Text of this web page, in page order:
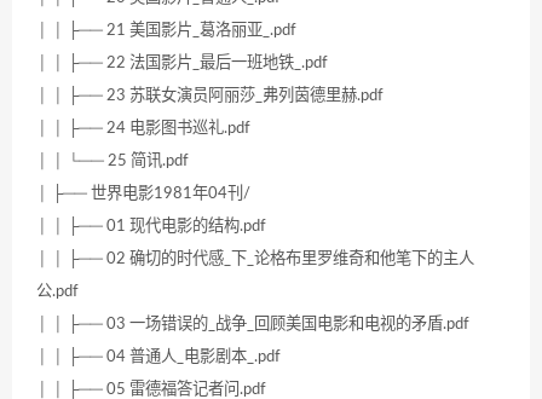
│ │ ├── 21 美国影片_葛洛丽亚_.pdf
│ │ ├── 22 法国影片_最后一班地铁_.pdf
│ │ ├── 23 苏联女演员阿丽莎_弗列茵德里赫.pdf
│ │ ├── 24 电影图书巡礼.pdf
│ │ └── 25 简讯.pdf
│ ├── 世界电影1981年04刊/
│ │ ├── 01 现代电影的结构.pdf
│ │ ├── 02 确切的时代感_下_论格布里罗维奇和他笔下的主人
公.pdf
│ │ ├── 03 一场错误的_战争_回顾美国电影和电视的矛盾.pdf
│ │ ├── 04 普通人_电影剧本_.pdf
│ │ ├── 05 雷德福答记者问.pdf